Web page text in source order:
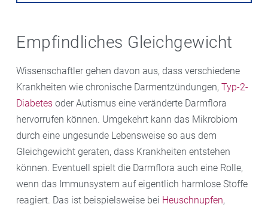
Empfindliches Gleichgewicht
Wissenschaftler gehen davon aus, dass verschiedene
Krankheiten wie chronische Darmentzündungen, Typ-2-
Diabetes oder Autismus eine veränderte Darmflora
hervorrufen können. Umgekehrt kann das Mikrobiom
durch eine ungesunde Lebensweise so aus dem
Gleichgewicht geraten, dass Krankheiten entstehen
können. Eventuell spielt die Darmflora auch eine Rolle,
wenn das Immunsystem auf eigentlich harmlose Stoffe
reagiert. Das ist beispielsweise bei Heuschnupfen,